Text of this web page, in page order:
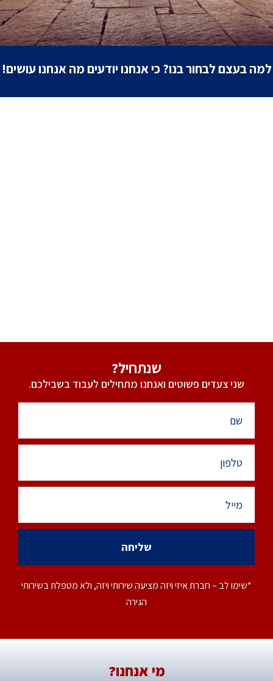
למה בעצם לבחור בנו? כי אנחנו יודעים מה אנחנו עושים!
שנתחיל?
שני צעדים פשוטים ואנחנו מתחילים לעבוד בשבילכם.
שליחה
*שימו לב – חברת איזי ויזה מציעה שירותי ויזה, ולא מטפלת בשירותי
הגירה
מי אנחנו?